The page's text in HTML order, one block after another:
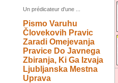
Un prédicateur d'une ...
Pismo Varuhu
Človekovih Pravic
Zaradi Omejevanja
Pravice Do Javnega
Zbiranja, Ki Ga Izvaja
Ljubljanska Mestna
Uprava